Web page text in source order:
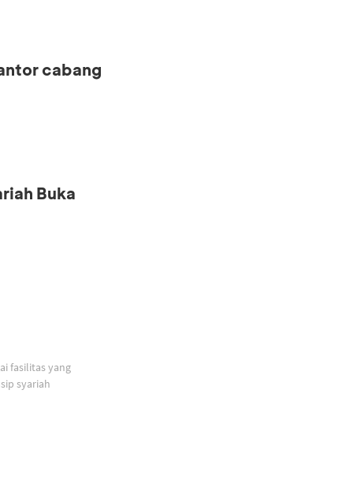
cabang
Buka
fasilitas yang
syariah